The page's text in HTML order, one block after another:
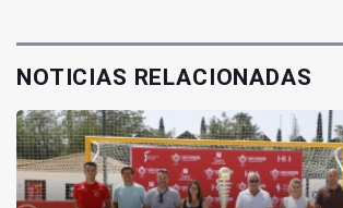
NOTICIAS RELACIONADAS